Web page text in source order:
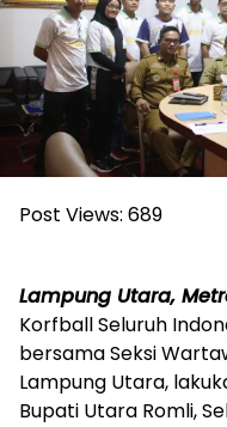
Post Views: 689
Lampung Utara,
Korfball Seluruh
bersama Seksi
Lampung Utara,
Bupati Utara Romli,